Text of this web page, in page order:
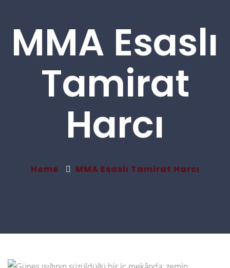
MMA Esaslı
Tamirat
Harcı
Home MMA Esaslı Tamirat Harcı